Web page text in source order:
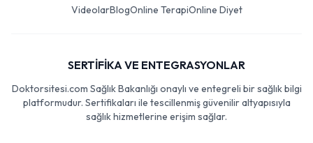
VideolarBlogOnline TerapiOnline Diyet
SERTİFİKA VE ENTEGRASYONLAR
Doktorsitesi.com Sağlık Bakanlığı onaylı ve entegreli bir sağlık bilgi
platformudur. Sertifikaları ile tescillenmiş güvenilir altyapısıyla
sağlık hizmetlerine erişim sağlar.